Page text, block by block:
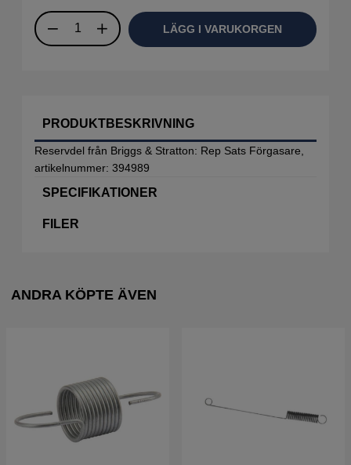
LÄGG I VARUKORGEN
PRODUKTBESKRIVNING
Reservdel från Briggs & Stratton: Rep Sats Förgasare,
artikelnummer: 394989
SPECIFIKATIONER
FILER
ANDRA KÖPTE ÄVEN